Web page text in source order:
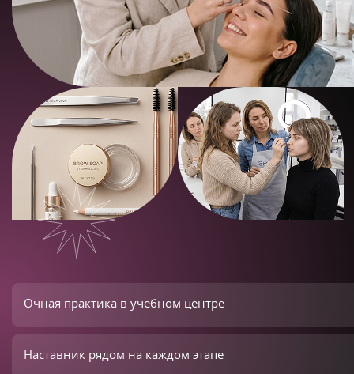
Очная практика в учебном центре
Наставник рядом на каждом этапе